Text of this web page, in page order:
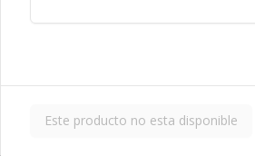
$119.00
Papas
Porción
Este producto no esta disponible